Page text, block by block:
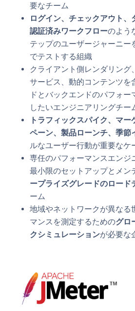
要なチーム
ログイン、チェックアウト、
認証済みワークフローのよう
テップのユーザージャーニー
でテストする組織
クライアント側レンダリング
サービス、動的コンテンツを
ドとバックエンドのパフォー
したいエンジニアリングチー
トラフィックスパイク、マ
ペーン、製品ローンチ、季節
ルなユーザー行動が重要なケ
専任のパフォーマンスエンジ
最小限のセットアップとメン
ープライズグレードのロード
ーム
地域やネットワークが異なる
マンスを測定するためのグロ
クシミュレーションが必要な